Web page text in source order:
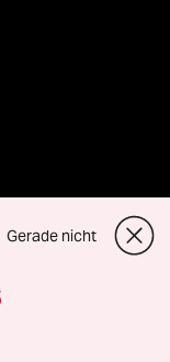
Gerade nicht